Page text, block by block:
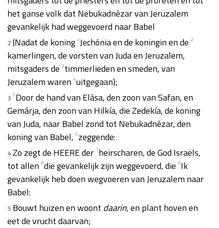
het ganse volk dat Nebukadnézar van Jeruzalem
gevankelijk had weggevoerd naar Babel
2(Nadat de koning aJechónia en de koningin en de 2
kamerlingen, de vorsten van Juda en Jeruzalem,
mitsgaders de 3timmerlieden en smeden, van
Jeruzalem waren 4uitgegaan);
3 5Door de hand van Elása, den zoon van Safan, en
Gemárja, den zoon van Hilkía, die Zedekía, de koning
van Juda, naar Babel zond tot Nebukadnézar, den
koning van Babel, 6zeggende:
4Zo zegt de HEERE der 7heirscharen, de God Israëls,
tot allen 8die gevankelijk zijn weggevoerd, die 9Ik
gevankelijk heb doen wegvoeren van Jeruzalem naar
Babel:
5 Bouwt huizen en woont daarin, en plant hoven en
eet de vrucht daarvan;